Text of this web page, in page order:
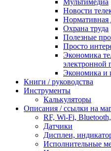
Мультимедиа
Новости
Нормативная
Охрана труда
Полезные
Просто
Экономика
электронной
Экономика и
Книги / руководства
Инструменты
Калькуляторы
Описания / ссылки на
RF, Wi-Fi,
Датчики
Дисплеи,
Исполнительные